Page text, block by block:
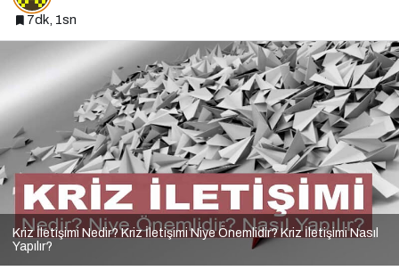
7dk, 1sn
Kriz İletişimi Nedir? Kriz İletişimi Niye Önemlidir? Kriz İletişimi Nasıl
Yapılır?